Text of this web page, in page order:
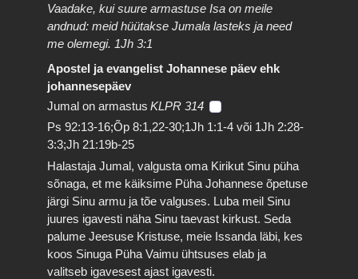
Vaadake, kui suure armastuse Isa on meile
andnud: meid hüütakse Jumala lasteks ja need
me olemegi. 1Jh 3:1
Apostel ja evangelist Johannese päev ehk
johannesepäev
Jumal on armastus KLPR 314
Ps 92:13-16;Õp 8:1,22-30;1Jh 1:1-4 või 1Jh 2:28-
3:3;Jh 21:19b-25
Halastaja Jumal, valgusta oma Kirikut Sinu püha
sõnaga, et me käiksime Püha Johannese õpetuse
järgi Sinu armu ja tõe valguses. Luba meil Sinu
juures igavesti näha Sinu taevast kirkust. Seda
palume Jeesuse Kristuse, meie Issanda läbi, kes
koos Sinuga Püha Vaimu ühtsuses elab ja
valitseb igavesest ajast igavesti.